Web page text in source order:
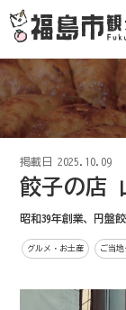
掲載日 2025.10.09
餃子の店
昭和39年創業、円盤
グルメ・お土産 ご当地